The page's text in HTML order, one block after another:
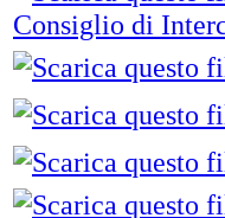
Consiglio di